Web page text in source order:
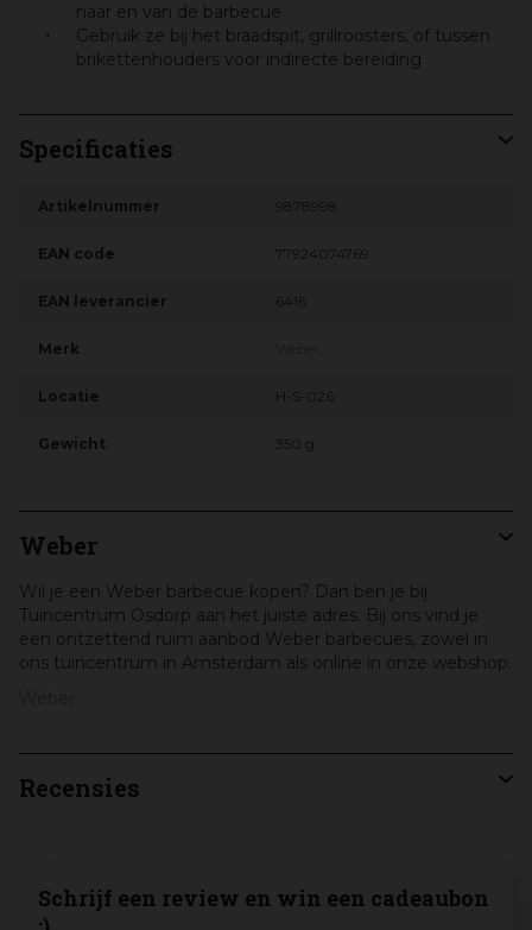
naar en van de barbecue
Gebruik ze bij het braadspit, grillroosters, of tussen
brikettenhouders voor indirecte bereiding
Specificaties
Artikelnummer 9878998
EAN code 77924074769
EAN leverancier 6416
Merk
Locatie H-S-026
Gewicht 350 g
Weber
Wil je een Weber barbecue kopen? Dan ben je bij
Tuincentrum Osdorp aan het juiste adres. Bij ons vind je
een ontzettend ruim aanbod Weber barbecues, zowel in
ons tuincentrum in Amsterdam als online in onze webshop.
Recensies
Schrijf een review en win een cadeaubon